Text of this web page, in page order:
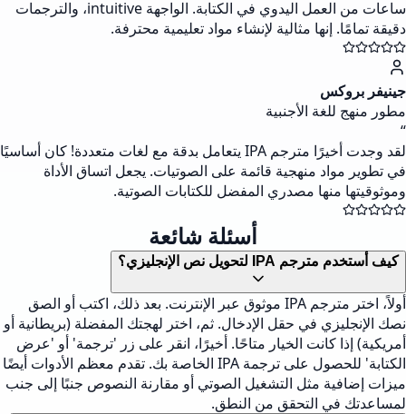
ساعات من العمل اليدوي في الكتابة. الواجهة intuitive، والترجمات
دقيقة تمامًا. إنها مثالية لإنشاء مواد تعليمية محترفة.
جينيفر بروكس
مطور منهج للغة الأجنبية
“
لقد وجدت أخيرًا مترجم IPA يتعامل بدقة مع لغات متعددة! كان أساسيًا
في تطوير مواد منهجية قائمة على الصوتيات. يجعل اتساق الأداة
وموثوقيتها منها مصدري المفضل للكتابات الصوتية.
أسئلة شائعة
كيف أستخدم مترجم IPA لتحويل نص الإنجليزي؟
أولاً، اختر مترجم IPA موثوق عبر الإنترنت. بعد ذلك، اكتب أو الصق
نصك الإنجليزي في حقل الإدخال. ثم، اختر لهجتك المفضلة (بريطانية أو
أمريكية) إذا كانت الخيار متاحًا. أخيرًا، انقر على زر 'ترجمة' أو 'عرض
الكتابة' للحصول على ترجمة IPA الخاصة بك. تقدم معظم الأدوات أيضًا
ميزات إضافية مثل التشغيل الصوتي أو مقارنة النصوص جنبًا إلى جنب
لمساعدتك في التحقق من النطق.